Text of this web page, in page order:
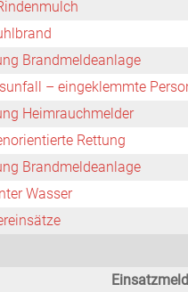
Brandmeldeanlage
– eingeklemmte
Heimrauchmelder
Rettung
Brandmeldeanlage
Wasser